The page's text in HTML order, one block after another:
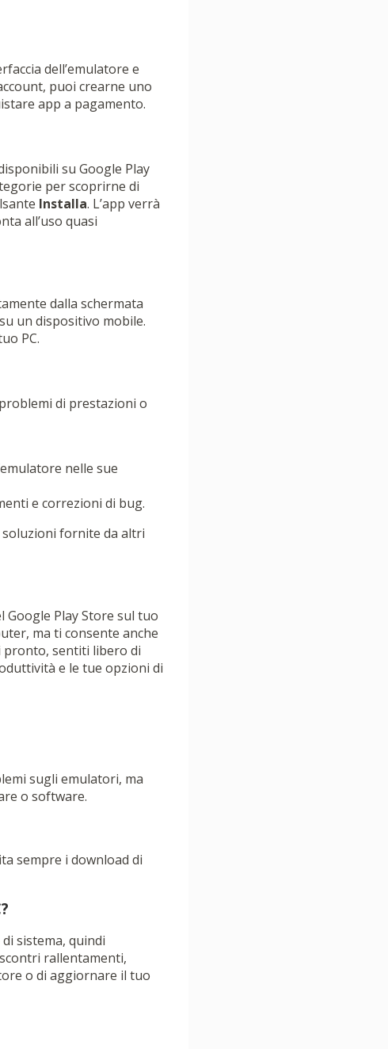
dell’emulatore e
puoi crearne uno
app a pagamento.
su Google Play
per scoprirne di
Installa. L’app verrà
all’uso quasi
dalla schermata
un dispositivo mobile.
PC.
di prestazioni o
nelle sue
e correzioni di bug.
fornite da altri
Google Play Store sul tuo
ma ti consente anche
pronto, sentiti libero di
e le tue opzioni di
sugli emulatori, ma
o software.
sempre i download di
sistema, quindi
rallentamenti,
o di aggiornare il tuo